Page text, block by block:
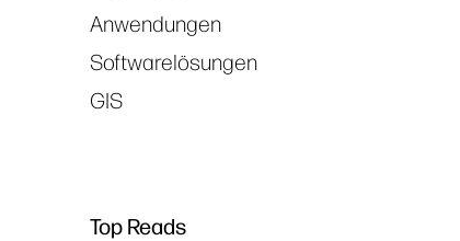
Anwendungen
Softwarelösungen
GIS
Top Reads